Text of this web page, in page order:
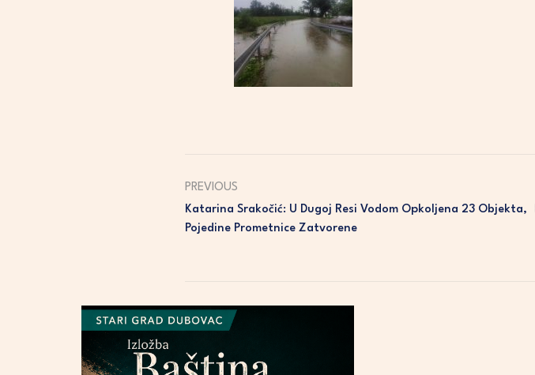
PREVIOUS
Katarina Srakočić: U Dugoj Resi Vodom Opkoljena 23 Objekta,
Pojedine Prometnice Zatvorene